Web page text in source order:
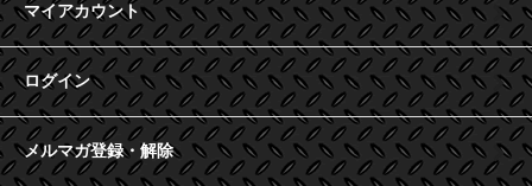
マイアカウント
ログイン
メルマガ登録・解除